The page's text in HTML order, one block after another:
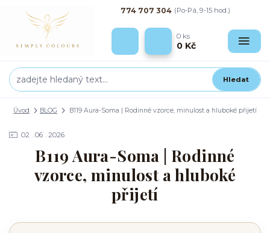
Hledat
774 707 304 (Po-Pá, 9-15 hod.)
0 ks
0 Kč
Úvod BLOG B119 Aura-Soma | Rodinné vzorce, minulost a hluboké přijetí
02 06 2026
B119 Aura-Soma | Rodinné
vzorce, minulost a hluboké
přijetí